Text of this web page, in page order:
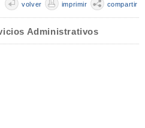
volver imprimir compartir
Administrativos